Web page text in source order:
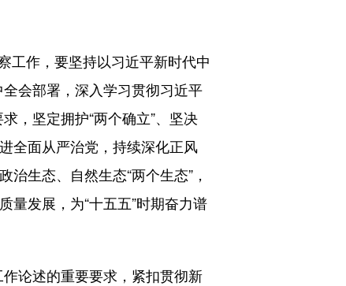
作，要坚持以习近平新时代中
会部署，深入学习贯彻习近平
，坚定拥护“两个确立”、坚决
全面从严治党，持续深化正风
生态、自然生态“两个生态”，
量发展，为“十五五”时期奋力谱
论述的重要要求，紧扣贯彻新